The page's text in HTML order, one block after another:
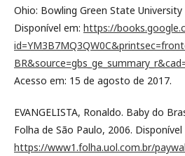
Ohio: Bowling Green State University
Disponível em: https://
Acesso em: 15 de agosto de 2017.
EVANGELISTA, Ronaldo. Baby do
Folha de São Paulo, 2006. Disponível
https://www1.folha.uol.com.br/